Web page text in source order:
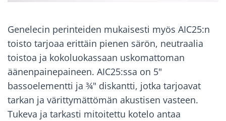
Genelecin perinteiden mukaisesti myös AIC25:n
toisto tarjoaa erittäin pienen särön, neutraalia
toistoa ja kokoluokassaan uskomattoman
äänenpainepaineen. AIC25:ssa on 5"
bassoelementti ja ¾" diskantti, jotka tarjoavat
tarkan ja värittymättömän akustisen vasteen.
Tukeva ja tarkasti mitoitettu kotelo antaa